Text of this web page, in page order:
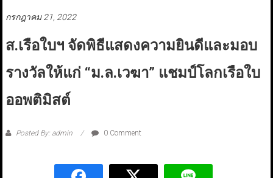
กรกฎาคม 21, 2022
ส.เรือใบฯ จัดพิธีแสดงความยินดีและมอบ
รางวัลให้แก่ “ม.ล.เวฆา” แชมป์โลกเรือใบ
ออพติมิสต์
Posted By: admin 0 Comment